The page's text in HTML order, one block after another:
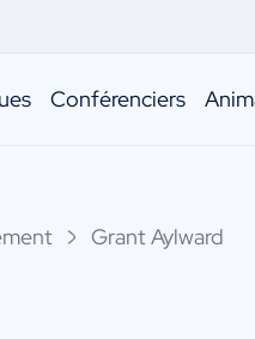
Conférenciers
Grant Aylward